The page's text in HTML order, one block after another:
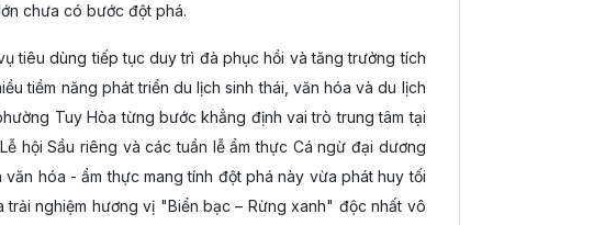
chưa có bước đột phá.
tiêu dùng tiếp tục duy trì đà phục hồi và tăng trưởng tích
tiềm năng phát triển du lịch sinh thái, văn hóa và du lịch
Tuy Hòa từng bước khẳng định vai trò trung tâm tại
hội Sầu riêng và các tuần lễ ẩm thực Cá ngừ đại dương
hóa - ẩm thực mang tính đột phá này vừa phát huy tối
nghiệm hương vị "Biển bạc – Rừng xanh" độc nhất vô